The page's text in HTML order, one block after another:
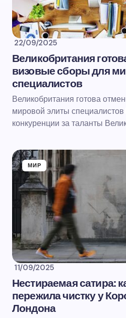
22/09/2025
Великобритания
визовые сборы для
специалистов
Великобритания готова
мировой элиты
конкуренции за таланты
МИР
11/09/2025
Нестираемая сатира:
пережила чистку у
Лондона